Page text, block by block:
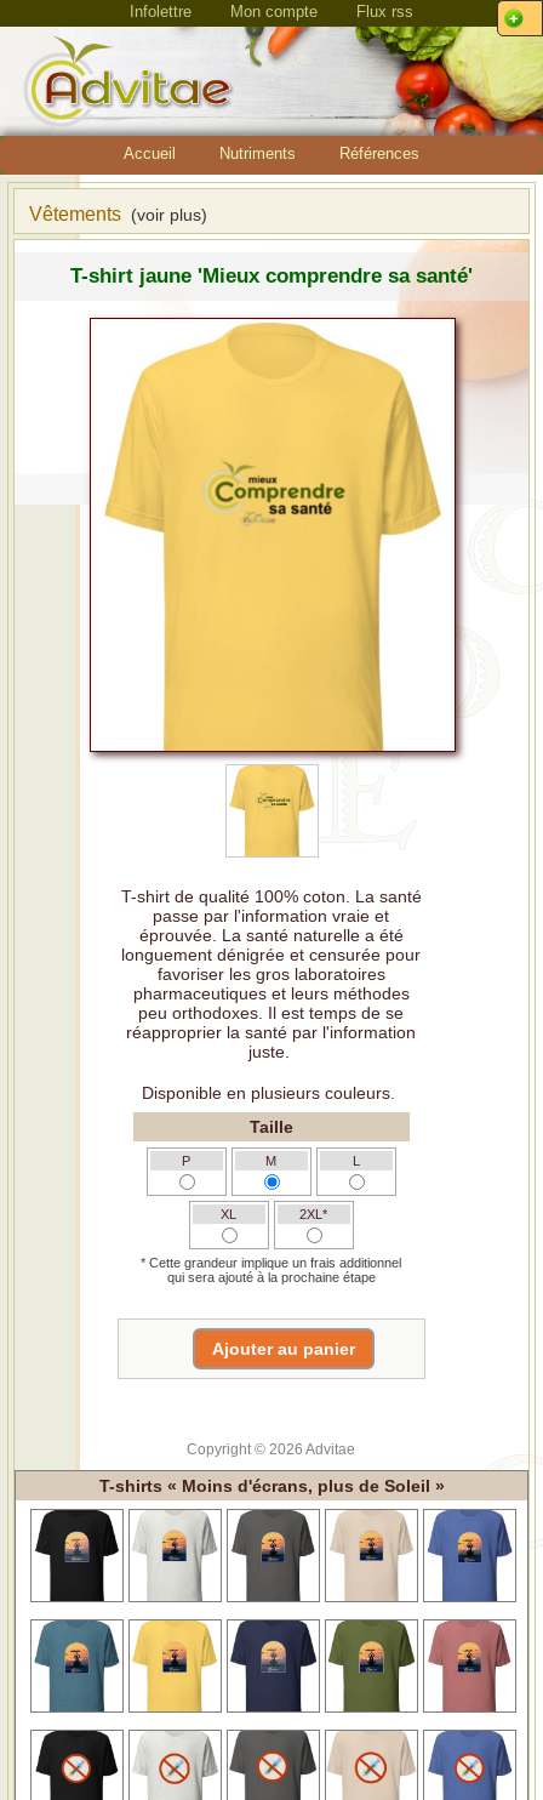
Infolettre Mon compte Flux rss
Accueil Nutriments Références
Vêtements (voir plus)
T-shirt jaune 'Mieux comprendre sa santé'
T-shirt de qualité 100% coton. La santé
passe par l'information vraie et
éprouvée. La santé naturelle a été
longuement dénigrée et censurée pour
favoriser les gros laboratoires
pharmaceutiques et leurs méthodes
peu orthodoxes. Il est temps de se
réapproprier la santé par l'information
juste.
Disponible en plusieurs couleurs.
Taille
P M
XL 2XL*
* Cette grandeur implique un frais additionnel
qui sera ajouté à la prochaine étape
Copyright © 2026 Advitae
T-shirts « Moins d'écrans, plus de Soleil »